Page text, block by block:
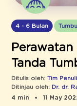
4 - 6 Bulan
Perawatan
Tanda
Ditulis oleh: Tim
Ditinjau oleh: Dr. dr.
4 min
11 May